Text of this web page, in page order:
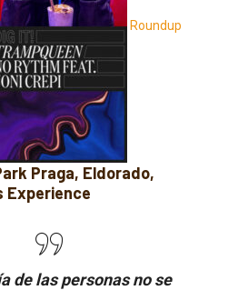
Roundup
Praga, Eldorado,
Experience
de las personas no se